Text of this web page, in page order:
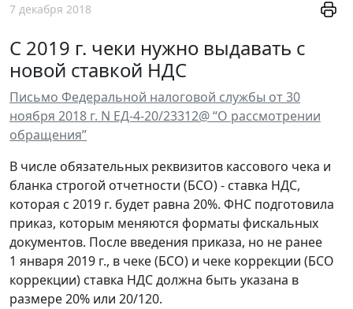
7 декабря 2018
С 2019 г. чеки нужно выдавать с
новой ставкой НДС
Письмо Федеральной налоговой службы от 30
ноября 2018 г. N ЕД-4-20/23312@ “О рассмотрении
обращения”
В числе обязательных реквизитов кассового чека и
бланка строгой отчетности (БСО) - ставка НДС,
которая с 2019 г. будет равна 20%. ФНС подготовила
приказ, которым меняются форматы фискальных
документов. После введения приказа, но не ранее
1 января 2019 г., в чеке (БСО) и чеке коррекции (БСО
коррекции) ставка НДС должна быть указана в
размере 20% или 20/120.